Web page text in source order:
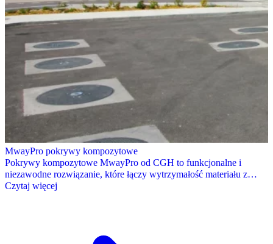
MwayPro pokrywy kompozytowe
Pokrywy kompozytowe MwayPro od CGH to funkcjonalne i
niezawodne rozwiązanie, które łączy wytrzymałość materiału z…
Czytaj więcej